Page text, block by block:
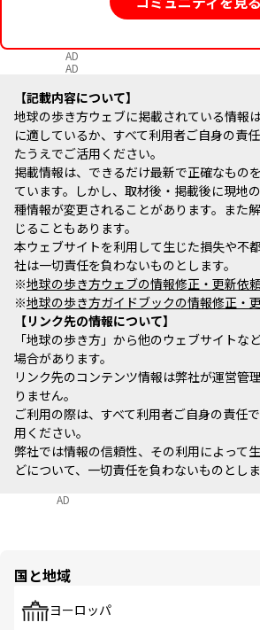
AD
AD
記載内容について
地球の歩き方ウェブに掲載されている情報
に適しているか、すべて利用者ご自身の責
たうえでご活用ください。
掲載情報は、できるだけ最新で正確なもの
ています。しかし、取材後・掲載後に現地
種情報が変更されることがあります。また
じることもあります。
本ウェブサイトを利用して生じた損失や不
社は一切責任を負わないものとします。
※地球の歩き方ウェブの情報修正・更新依
※地球の歩き方ガイドブックの情報修正・
リンク先の情報について
「地球の歩き方」から他のウェブサイトな
場合があります。
リンク先のコンテンツ情報は弊社が運営管
りません。
ご利用の際は、すべて利用者ご自身の責任
用ください。
弊社では情報の信頼性、その利用によって
どについて、一切責任を負わないものとしま
AD
国と地域
ヨーロッパ